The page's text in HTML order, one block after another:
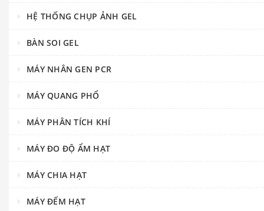
HỆ THỐNG CHỤP ẢNH GEL
BÀN SOI GEL
MÁY NHÂN GEN PCR
MÁY QUANG PHỔ
MÁY PHÂN TÍCH KHÍ
MÁY ĐO ĐỘ ẨM HẠT
MÁY CHIA HẠT
MÁY ĐẾM HẠT